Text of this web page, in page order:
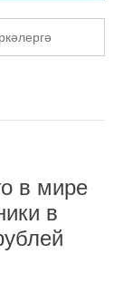
в мире
в